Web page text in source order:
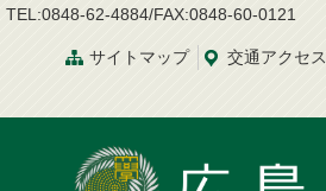
TEL:0848-62-4884/FAX:0848-60-0121
サイトマップ 交通アクセス